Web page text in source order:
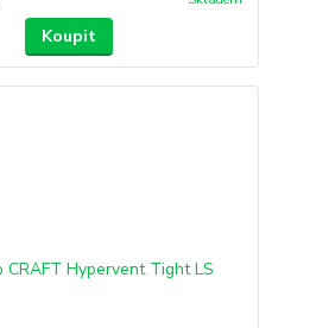
Koupit